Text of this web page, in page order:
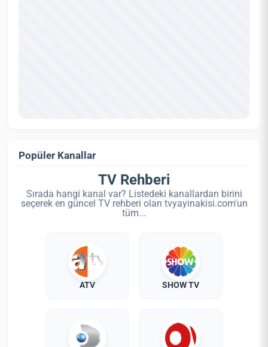
Popüler Kanallar
TV Rehberi
Sırada hangi kanal var? Listedeki kanallardan birini
seçerek en güncel TV rehberi olan tvyayinakisi.com'un
tüm...
ATV SHOW TV